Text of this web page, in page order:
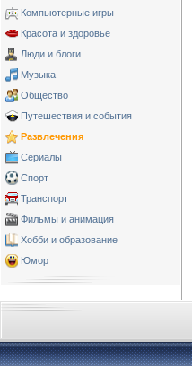
Компьютерные игры
Красота и здоровье
Люди и блоги
Музыка
Общество
Путешествия и события
Развлечения
Сериалы
Спорт
Транспорт
Фильмы и анимация
Хобби и образование
Юмор